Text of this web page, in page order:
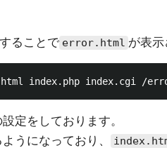
ることで error.html が表示
定をしております。
うになっており、